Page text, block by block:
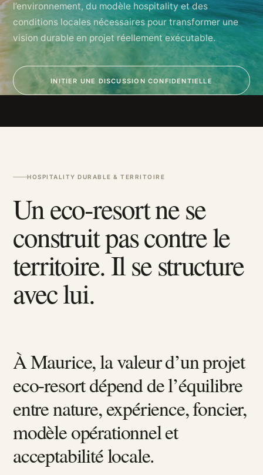
l’environnement, du modèle hospitality et des
conditions locales nécessaires pour transformer une
vision durable en projet réellement exécutable.
INITIER UNE DISCUSSION CONFIDENTIELLE
HOSPITALITY DURABLE & TERRITOIRE
Un eco-resort ne se
construit pas contre le
territoire. Il se structure
avec lui.
À Maurice, la valeur d’un projet
eco-resort dépend de l’équilibre
entre nature, expérience, foncier,
modèle opérationnel et
acceptabilité locale.